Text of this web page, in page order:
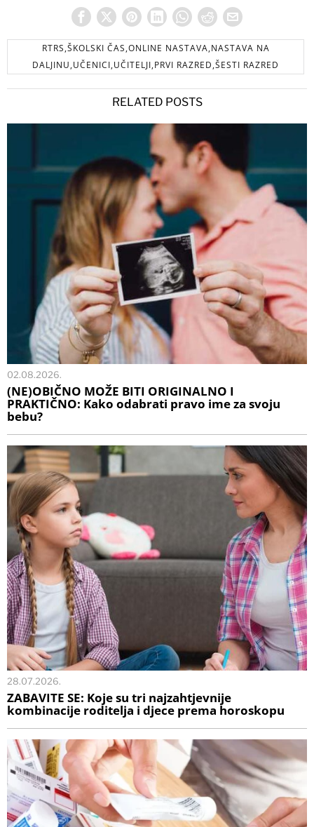
RTRS,ŠKOLSKI ČAS,ONLINE NASTAVA,NASTAVA NA
DALJINU,UČENICI,UČITELJI,PRVI RAZRED,ŠESTI RAZRED
RELATED POSTS
02.08.2026.
(NE)OBIČNO MOŽE BITI ORIGINALNO I
PRAKTIČNO: Kako odabrati pravo ime za svoju
bebu?
28.07.2026.
ZABAVITE SE: Koje su tri najzahtjevnije
kombinacije roditelja i djece prema horoskopu